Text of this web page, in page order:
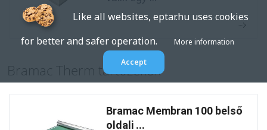
Bramac Therm tartozékok
Bramac Membran 100 belső
oldali ...
Like all websites, eptar.hu uses cookies
for better and safer operation.
More information
Accept